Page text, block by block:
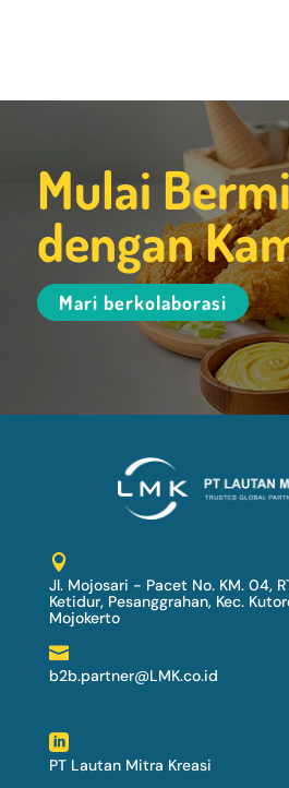
Mulai
dengan
Mari berkolaborasi

Jl. Mojosari - Pacet No. KM. 04,
Ketidur, Pesanggrahan, Kec.
Mojokerto

b2b.partner@LMK.co.id

PT Lautan Mitra Kreasi